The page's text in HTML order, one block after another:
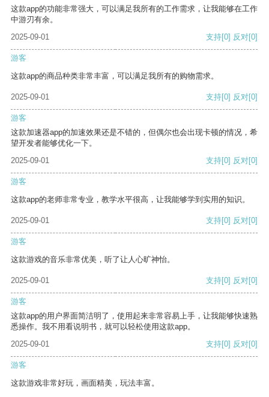
这款app的功能非常强大，可以满足我所有的工作需求，让我能够在工作
中游刃有余。
2025-09-01
支持[0] 反对[0]
游客
这款app的商品种类非常丰富，可以满足我所有的购物需求。
2025-09-01 支持[0] 反对[0]
游客
这款加速器app的加速效果还是不错的，但偶尔也会出现卡顿的情况，希
望开发者能够优化一下。
2025-09-01
支持[0] 反对[0]
游客
这款app的老师非常专业，教学水平很高，让我能够学到实用的知识。
2025-09-01 支持[0] 反对[0]
游客
这款游戏的音乐非常优美，听了让人心旷神怡。
2025-09-01 支持[0] 反对[0]
游客
这款app的用户界面简洁明了，使用起来非常容易上手，让我能够快速熟
悉操作。我不用看说明书，就可以轻松使用这款app。
2025-09-01
支持[0] 反对[0]
游客
这款游戏非常好玩，画面精美，玩法丰富。